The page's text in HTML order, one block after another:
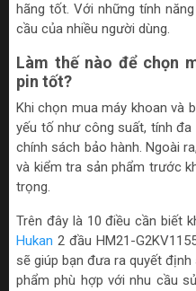
hãng tốt. Với những tính
cầu của nhiều người dùng.
Làm thế nào để chọn
pin tốt?
Khi chọn mua máy khoan và
yếu tố như công suất, tính đa
chính sách bảo hành. Ngoài
và kiểm tra sản phẩm trước
trọng.
Trên đây là 10 điều cần biết
Hukan 2 đầu HM21-
sẽ giúp bạn đưa ra quyết
phẩm phù hợp với nhu cầu